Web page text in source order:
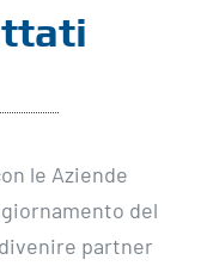
le Aziende
del
partner